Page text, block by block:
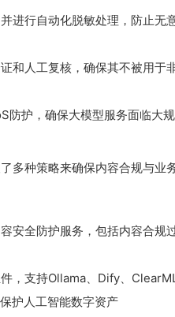
进行自动化脱敏处理，防止无
和人工复核，确保其不被用于
护，确保大模型服务面临大
多种策略来确保内容合规与业
安全防护服务，包括内容合规
，支持Ollama、Dify、
护人工智能数字资产